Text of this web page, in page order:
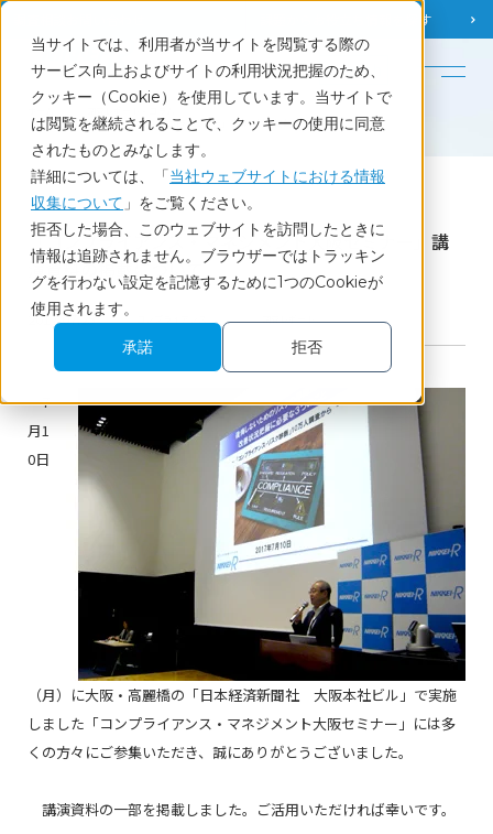
当サイトでは、利用者が当サイトを閲覧する際の
サービス向上およびサイトの利用状況把握のため、
クッキー（Cookie）を使用しています。当サイトで
は閲覧を継続されることで、クッキーの使用に同意
されたものとみなします。
詳細については、「当社ウェブサイトにおける情報
収集について 」をご覧ください。
拒否した場合、このウェブサイトを訪問したときに
情報は追跡されません。ブラウザーではトラッキン
グを行わない設定を記憶するために1つのCookieが
使用されます。
承諾
拒否
お役立ち情報を探す
English
「コンプライアンス・マネジメント大阪セミナー」講演資料の掲載について
Report
「コンプライアンス・マネジメント大阪セミナー」講
演資料の掲載について
2017.07.25
7
月1
0日
（月）に大阪・高麗橋の「日本経済新聞社 大阪本社ビル」で実施
しました「コンプライアンス・マネジメント大阪セミナー」には多
くの方々にご参集いただき、誠にありがとうございました。
講演資料の一部を掲載しました。ご活用いただければ幸いです。